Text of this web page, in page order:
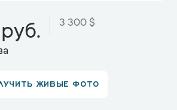
3 300 $
ЖИВЫЕ ФОТО